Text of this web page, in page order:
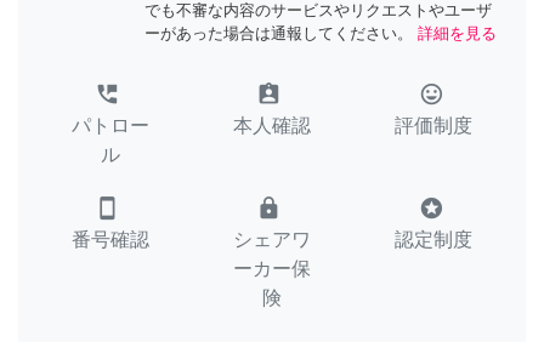
でも不審な内容のサービスやリクエストやユーザ
ーがあった場合は通報してください。
詳細を見る
perm_phone_msg
パトロー
ル
assignment_ind
本人確認
tag_faces
評価制度
smartphone
番号確認
lock
シェアワ
ーカー保
険
stars
認定制度